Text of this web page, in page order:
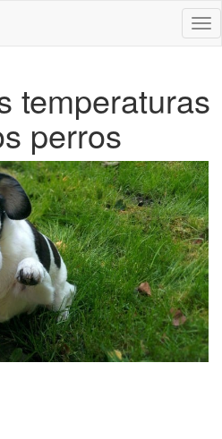
temperaturas
perros